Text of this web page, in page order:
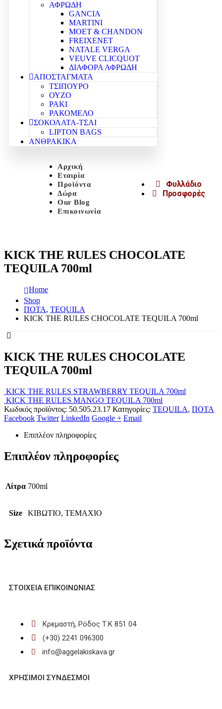
ΑΦΡΩΔΗ
GANCIA
MARTINI
MOET & CHANDON
FREIXENET
NATALE VERGA
VEUVE CLICQUOT
ΔΙΑΦΟΡΑ ΑΦΡΩΔΗ
ΑΠΟΣΤΑΓΜΑΤΑ
ΤΣΙΠΟΥΡΟ
ΟΥΖΟ
ΡΑΚΙ
ΡΑΚΟΜΕΛΟ
ΣΟΚΟΛΑΤΑ-ΤΣΑΙ
LIPTON BAGS
ΑΝΘΡΑΚΙΚΑ
Αρχική
Εταιρία
Προϊόντα
Δώρα
Our Blog
Επικοινωνία
Φυλλάδιο
Προσφορές
KICK THE RULES CHOCOLATE
TEQUILA 700ml
Home
Shop
ΠΟΤΑ, TEQUILA
KICK THE RULES CHOCOLATE TEQUILA 700ml
KICK THE RULES CHOCOLATE
TEQUILA 700ml
KICK THE RULES STRAWBERRY TEQUILA 700ml
KICK THE RULES MANGO TEQUILA 700ml
Κωδικός προϊόντος: 50.505.23.17 Κατηγορίες: TEQUILA, ΠΟΤΑ
Facebook Twitter LinkedIn Google + Email
Επιπλέον πληροφορίες
Επιπλέον πληροφορίες
Λίτρα 700ml
Size ΚΙΒΩΤΙΟ, ΤΕΜΑΧΙΟ
Σχετικά προϊόντα
ΣΤΟΙΧΕΊΑ ΕΠΙΚΟΙΝΩΝΊΑΣ
Κρεμαστή, Ρόδος Τ.Κ 851 04
(+30) 2241 096300
info@aggelakiskava.gr
ΧΡΗΣΙΜΟΙ ΣΥΝΔΕΣΜΟΙ